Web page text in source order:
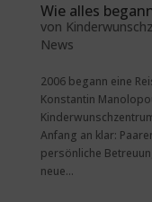
Wie alles
von
News
2006 begann eine
Konstantin
Anfang an klar:
persönliche
neue...